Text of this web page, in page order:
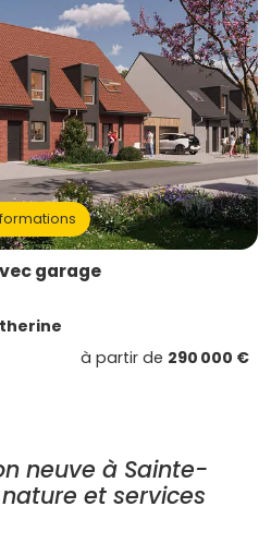
garage
à partir de 290 000 €
neuve à Sainte-
et services